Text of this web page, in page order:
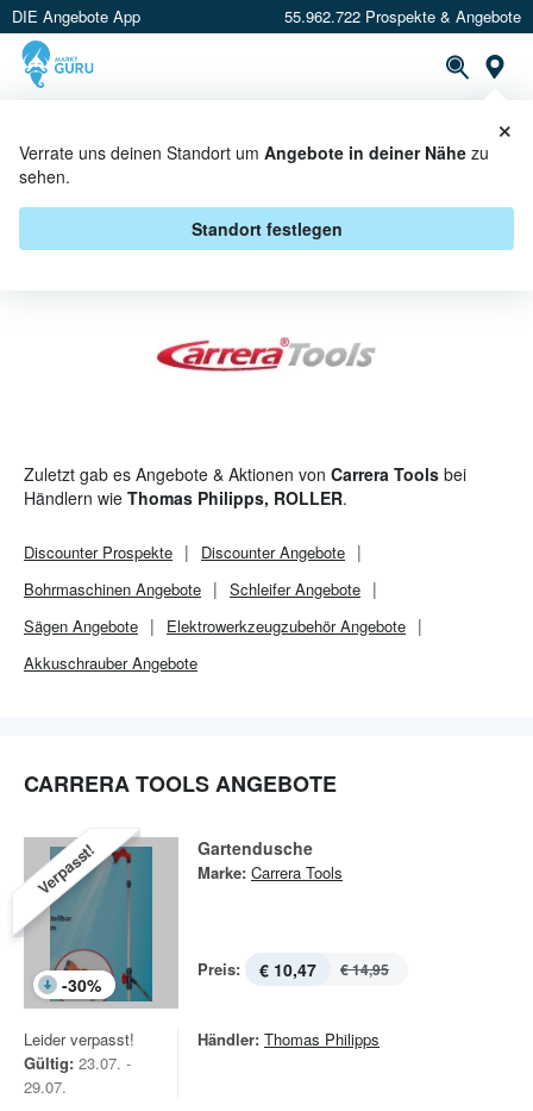
DIE Angebote App 55.962.722 Prospekte & Angebote
Verrate uns deinen Standort um Angebote in deiner Nähe zu
sehen.
Standort festlegen
×
CARRERA TOOLS ANGEBOTE &
Zuletzt gab es Angebote & Aktionen von Carrera Tools bei
Händlern wie Thomas Philipps, ROLLER.
DiscounterProspekte DiscounterAngebote
Bohrmaschinen Angebote
Schleifer Angebote
Sägen Angebote
Elektrowerkzeugzubehör Angebote
Akkuschrauber Angebote
CARRERA TOOLS ANGEBOTE
Verpasst!
-30%
Gartendusche
Marke: Carrera Tools
Preis: € 10,47 € 14,95
Leider verpasst!
Gültig: 23.07. -
29.07.
Händler: Thomas Philipps